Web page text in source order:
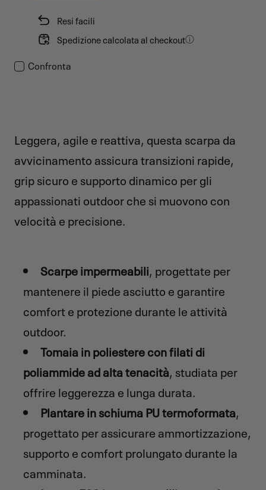
Resi facili
Spedizione calcolata al checkout
Confronta
Leggera, agile e reattiva, questa scarpa da
avvicinamento assicura transizioni rapide,
grip sicuro e supporto dinamico per gli
appassionati outdoor che si muovono con
velocità e precisione.
Scarpe impermeabili, progettate per
mantenere il piede asciutto e garantire
comfort e protezione durante le attività
outdoor.
Tomaia in poliestere con filati di
poliammide ad alta tenacità, studiata per
offrire leggerezza e lunga durata.
Plantare in schiuma PU termoformata,
progettato per assicurare ammortizzazione,
supporto e comfort prolungato durante la
camminata.